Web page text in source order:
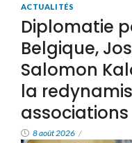
ACTUALITÉS
Diplomatie
Belgique,
Salomon
la
8 août 2026 /